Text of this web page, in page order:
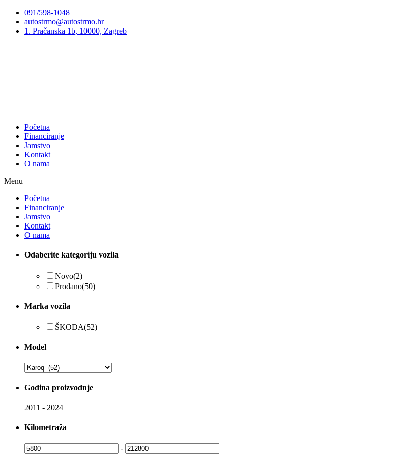
Preskoči
sadržaj
091/598-1048
autostrmo@autostrmo.hr
1. Pračanska 1b, 10000, Zagreb
Početna
Financiranje
Jamstvo
Kontakt
O nama
Menu
Početna
Financiranje
Jamstvo
Kontakt
O nama
Odaberite kategoriju vozila
Novo(2)
Prodano(50)
Marka vozila
ŠKODA(52)
Model
Godina proizvodnje
2011 - 2024
Kilometraža
-